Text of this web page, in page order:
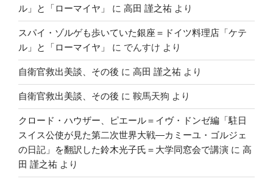
ル」と「ローマイヤ」
に 高田 謹之祐 より
スパイ・ゾルゲも歩いていた銀座＝ドイツ料理店「ケテ
ル」と「ローマイヤ」
に でんすけ より
自衛官救出美談、その後 に 高田 謹之祐 より
自衛官救出美談、その後 に 鞍馬天狗 より
クロード・ハウザー、ピエール＝イヴ・ドンゼ編「駐日
スイス公使が見た第二次世界大戦―カミーユ・ゴルジェ
の日記」を翻訳した鈴木光子氏＝大学同窓会で講演 に 高
田 謹之祐 より